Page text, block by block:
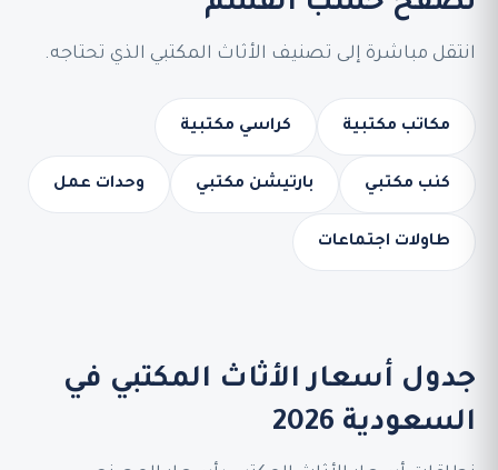
انتقل مباشرة إلى تصنيف الأثاث المكتبي الذي تحتاجه.
مكاتب مكتبية كراسي مكتبية
كنب مكتبي بارتيشن مكتبي وحدات عمل
طاولات اجتماعات
جدول أسعار الأثاث المكتبي في
السعودية 2026